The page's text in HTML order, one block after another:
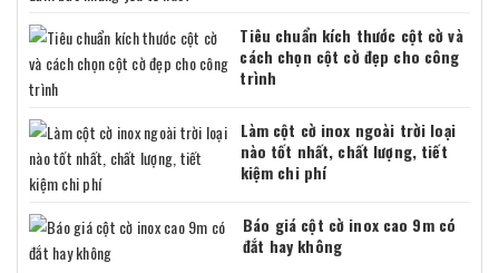
Tiêu chuẩn kích thước cột cờ và
cách chọn cột cờ đẹp cho công
trình
Làm cột cờ inox ngoài trời loại
nào tốt nhất, chất lượng, tiết
kiệm chi phí
Báo giá cột cờ inox cao 9m có
đắt hay không